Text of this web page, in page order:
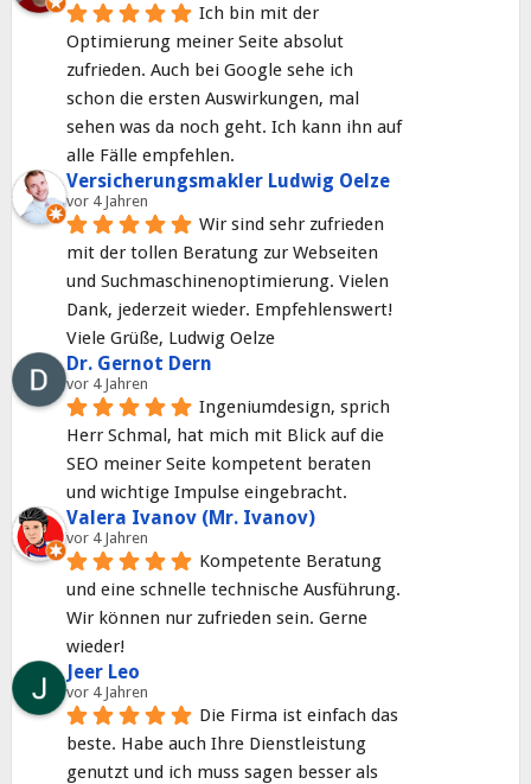
Ich bin mit der
Optimierung meiner Seite absolut
zufrieden. Auch bei Google sehe ich
schon die ersten Auswirkungen, mal
sehen was da noch geht. Ich kann ihn auf
alle Fälle empfehlen.
Versicherungsmakler Ludwig Oelze
vor 4 Jahren
Wir sind sehr zufrieden
mit der tollen Beratung zur Webseiten
und Suchmaschinenoptimierung. Vielen
Dank, jederzeit wieder. Empfehlenswert!
Viele Grüße, Ludwig Oelze
Dr. Gernot Dern
vor 4 Jahren
Ingeniumdesign, sprich
Herr Schmal, hat mich mit Blick auf die
SEO meiner Seite kompetent beraten
und wichtige Impulse eingebracht.
Valera Ivanov (Mr. Ivanov)
vor 4 Jahren
Kompetente Beratung
und eine schnelle technische Ausführung.
Wir können nur zufrieden sein. Gerne
wieder!
Jeer Leo
vor 4 Jahren
Die Firma ist einfach das
beste. Habe auch Ihre Dienstleistung
genutzt und ich muss sagen besser als